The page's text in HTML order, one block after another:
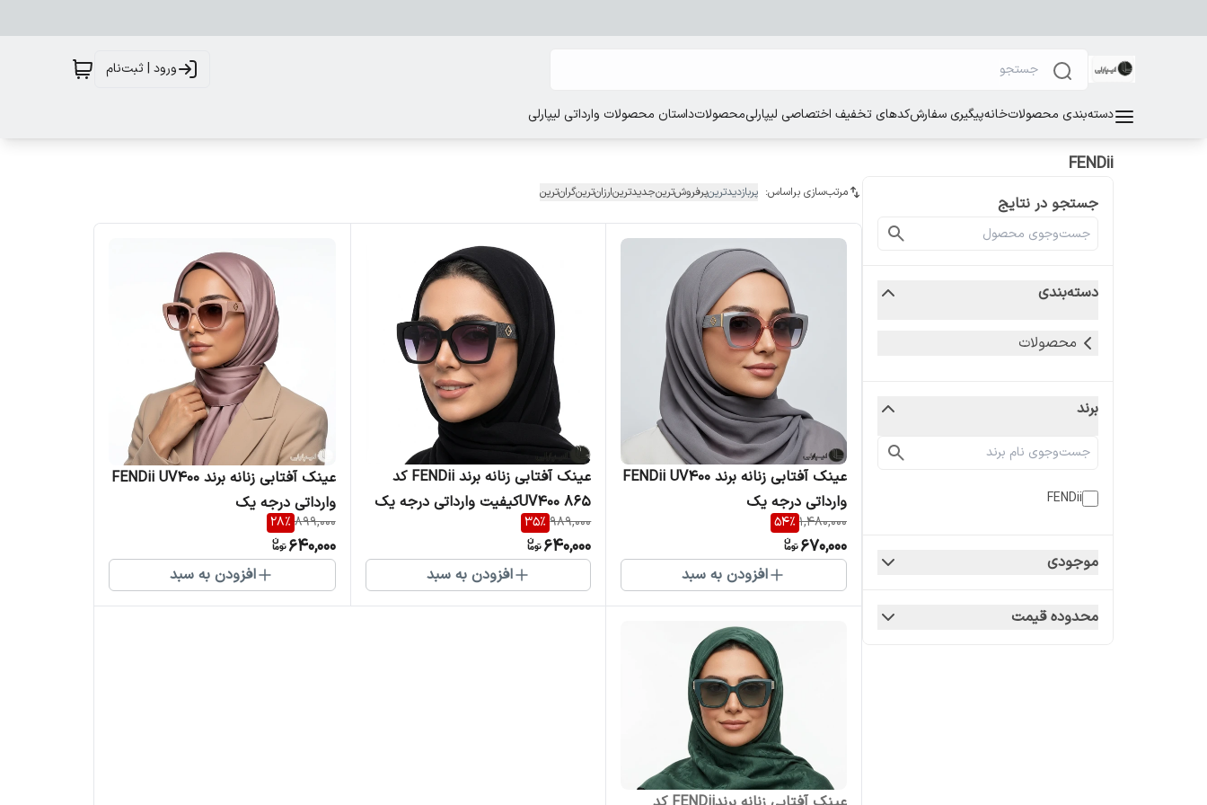
ورود | ثبت‌نام
دسته‌بندی محصولاتخانهپیگیری سفارشکدهای تخفیف اختصاصی لیپارلیمحصولاتداستان محصولات وارداتی لیپارلی
FENDii
جستجو در نتایج
دسته‌بندی
محصولات
برند
FENDii
موجودی
محدوده قیمت
مرتب‌سازی براساس: پربازدیدترینپرفروش‌ترینجدیدترینارزان‌ترینگران‌ترین
عینک آفتابی زنانه برند FENDii UV400
وارداتی درجه یک
1,480,000
54%
670,000
افزودن به سبد
عینک آفتابی زنانه برند FENDii کد
865 UV400کیفیت وارداتی درجه یک
989,000
35%
640,000
افزودن به سبد
عینک آفتابی زنانه برند FENDii UV400
وارداتی درجه یک
899,000
28%
640,000
افزودن به سبد